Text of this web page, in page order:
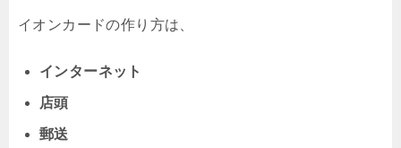
イオンカードの作り方は、
インターネット
店頭
郵送